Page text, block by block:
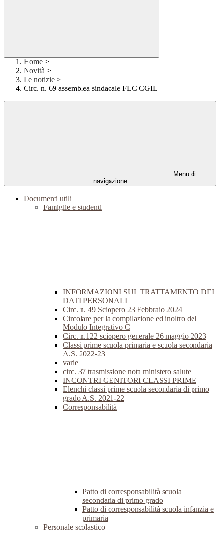
Home >
Novità >
Le notizie >
Circ. n. 69 assemblea sindacale FLC CGIL
Menu di
navigazione
Documenti utili
Famiglie e studenti
INFORMAZIONI SUL TRATTAMENTO DEI
DATI PERSONALI
Circ. n. 49 Sciopero 23 Febbraio 2024
Circolare per la compilazione ed inoltro del
Modulo Integrativo C
Circ. n.122 sciopero generale 26 maggio 2023
Classi prime scuola primaria e scuola secondaria
A.S. 2022-23
varie
circ. 37 trasmissione nota ministero salute
INCONTRI GENITORI CLASSI PRIME
Elenchi classi prime scuola secondaria di primo
grado A.S. 2021-22
Corresponsabilità
Patto di corresponsabilità scuola
secondaria di primo grado
Patto di corresponsabilità scuola infanzia e
primaria
Personale scolastico